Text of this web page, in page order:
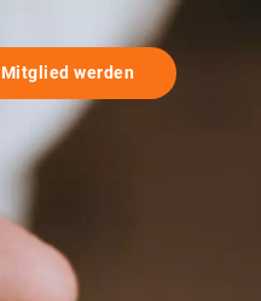
Mitglied werden